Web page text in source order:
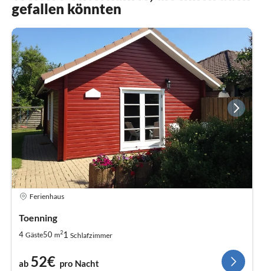
gefallen könnten
Ferienhaus
Toenning
4 Gäste50 m21 Schlafzimmer
ab 52€ pro Nacht